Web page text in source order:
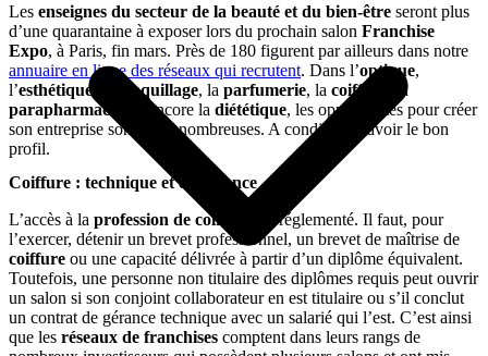
Les enseignes du secteur de la beauté et du bien-être seront plus
d’une quarantaine à exposer lors du prochain salon Franchise
Expo, à Paris, fin mars. Près de 180 figurent par ailleurs dans notre
annuaire en ligne des réseaux qui recrutent. Dans l’optique,
l’esthétique maquillage, la parfumerie, la coiffure
, la
parapharmacie
ou encore la diététique, les opportunités pour créer
son entreprise sont donc nombreuses. A condition d’avoir le bon
profil.
Coiffure : technique et endurance
L’accès à la profession de coiffeur
est réglementé. Il faut, pour
l’exercer, détenir un brevet professionnel, un brevet de maîtrise de
coiffure ou une capacité délivrée à partir d’un diplôme équivalent.
Toutefois, une personne non titulaire des diplômes requis peut ouvrir
un salon si son conjoint collaborateur en est titulaire ou s’il conclut
un contrat de gérance technique avec un salarié qui l’est. C’est ainsi
que les réseaux de franchises comptent dans leurs rangs de